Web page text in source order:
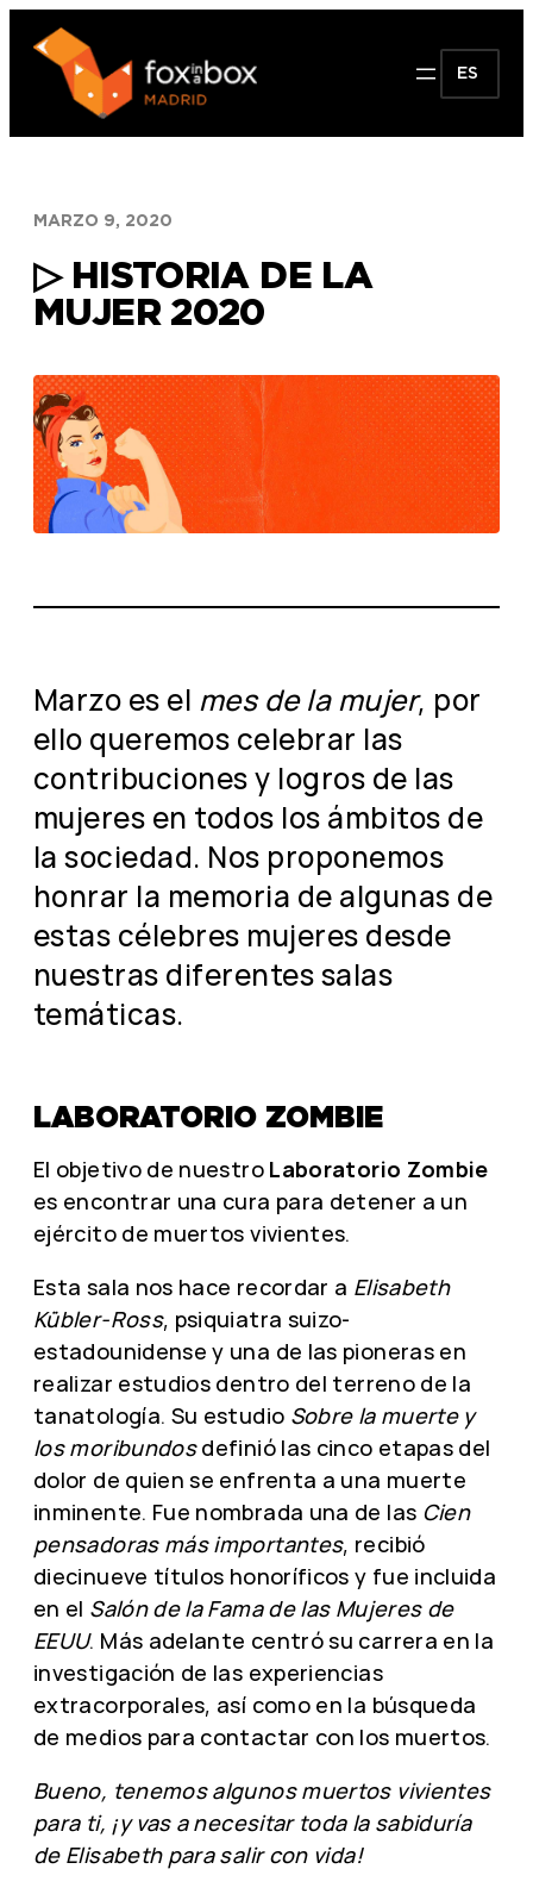
Saltar
contenido
ES
MARZO 9, 2020
▷ HISTORIA DE LA
MUJER 2020
Marzo es el mes de la mujer, por
ello queremos celebrar las
contribuciones y logros de las
mujeres en todos los ámbitos de
la sociedad. Nos proponemos
honrar la memoria de algunas de
estas célebres mujeres desde
nuestras diferentes salas
temáticas.
LABORATORIO ZOMBIE
El objetivo de nuestro Laboratorio Zombie
es encontrar una cura para detener a un
ejército de muertos vivientes.
Esta sala nos hace recordar a Elisabeth
Kübler-Ross, psiquiatra suizo-
estadounidense y una de las pioneras en
realizar estudios dentro del terreno de la
tanatología. Su estudio Sobre la muerte y
los moribundosdefinió las cinco etapas del
dolor de quien se enfrenta a una muerte
inminente. Fue nombrada una de las Cien
pensadoras más importantes, recibió
diecinueve títulos honoríficos y fue incluida
en el Salón de la Fama de las Mujeres de
EEUU. Más adelante centró su carrera en la
investigación de las experiencias
extracorporales, así como en la búsqueda
de medios para contactar con los muertos.
Bueno, tenemos algunos muertos vivientes
para ti, ¡y vas a necesitar toda la sabiduría
de Elisabeth para salir con vida!